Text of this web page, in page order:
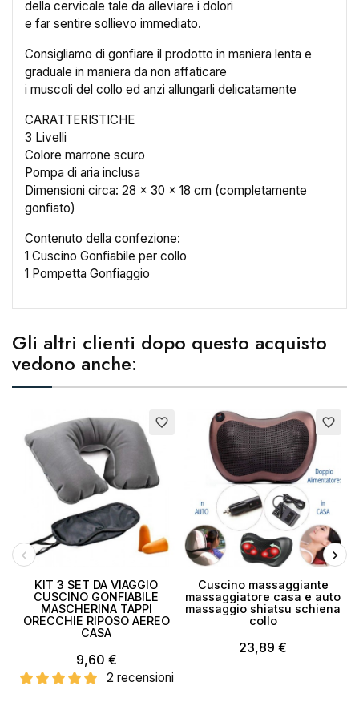
della cervicale tale da alleviare i dolori
e far sentire sollievo immediato.
Consigliamo di gonfiare il prodotto in maniera lenta e
graduale in maniera da non affaticare
i muscoli del collo ed anzi allungarli delicatamente
CARATTERISTICHE
3 Livelli
Colore marrone scuro
Pompa di aria inclusa
Dimensioni circa: 28 x 30 x 18 cm (completamente
gonfiato)
Contenuto della confezione:
1 Cuscino Gonfiabile per collo
1 Pompetta Gonfiaggio
Gli altri clienti dopo questo acquisto
vedono anche:
favorite_border
KIT 3 SET DA VIAGGIO
CUSCINO GONFIABILE
MASCHERINA TAPPI
ORECCHIE RIPOSO AEREO
CASA
9,60 €
2 recensioni
favorite_border
Cuscino massaggiante
massaggiatore casa e auto
massaggio shiatsu schiena
collo
23,89 €
Crea lista dei desideri
Nome lista dei desideri
Annulla